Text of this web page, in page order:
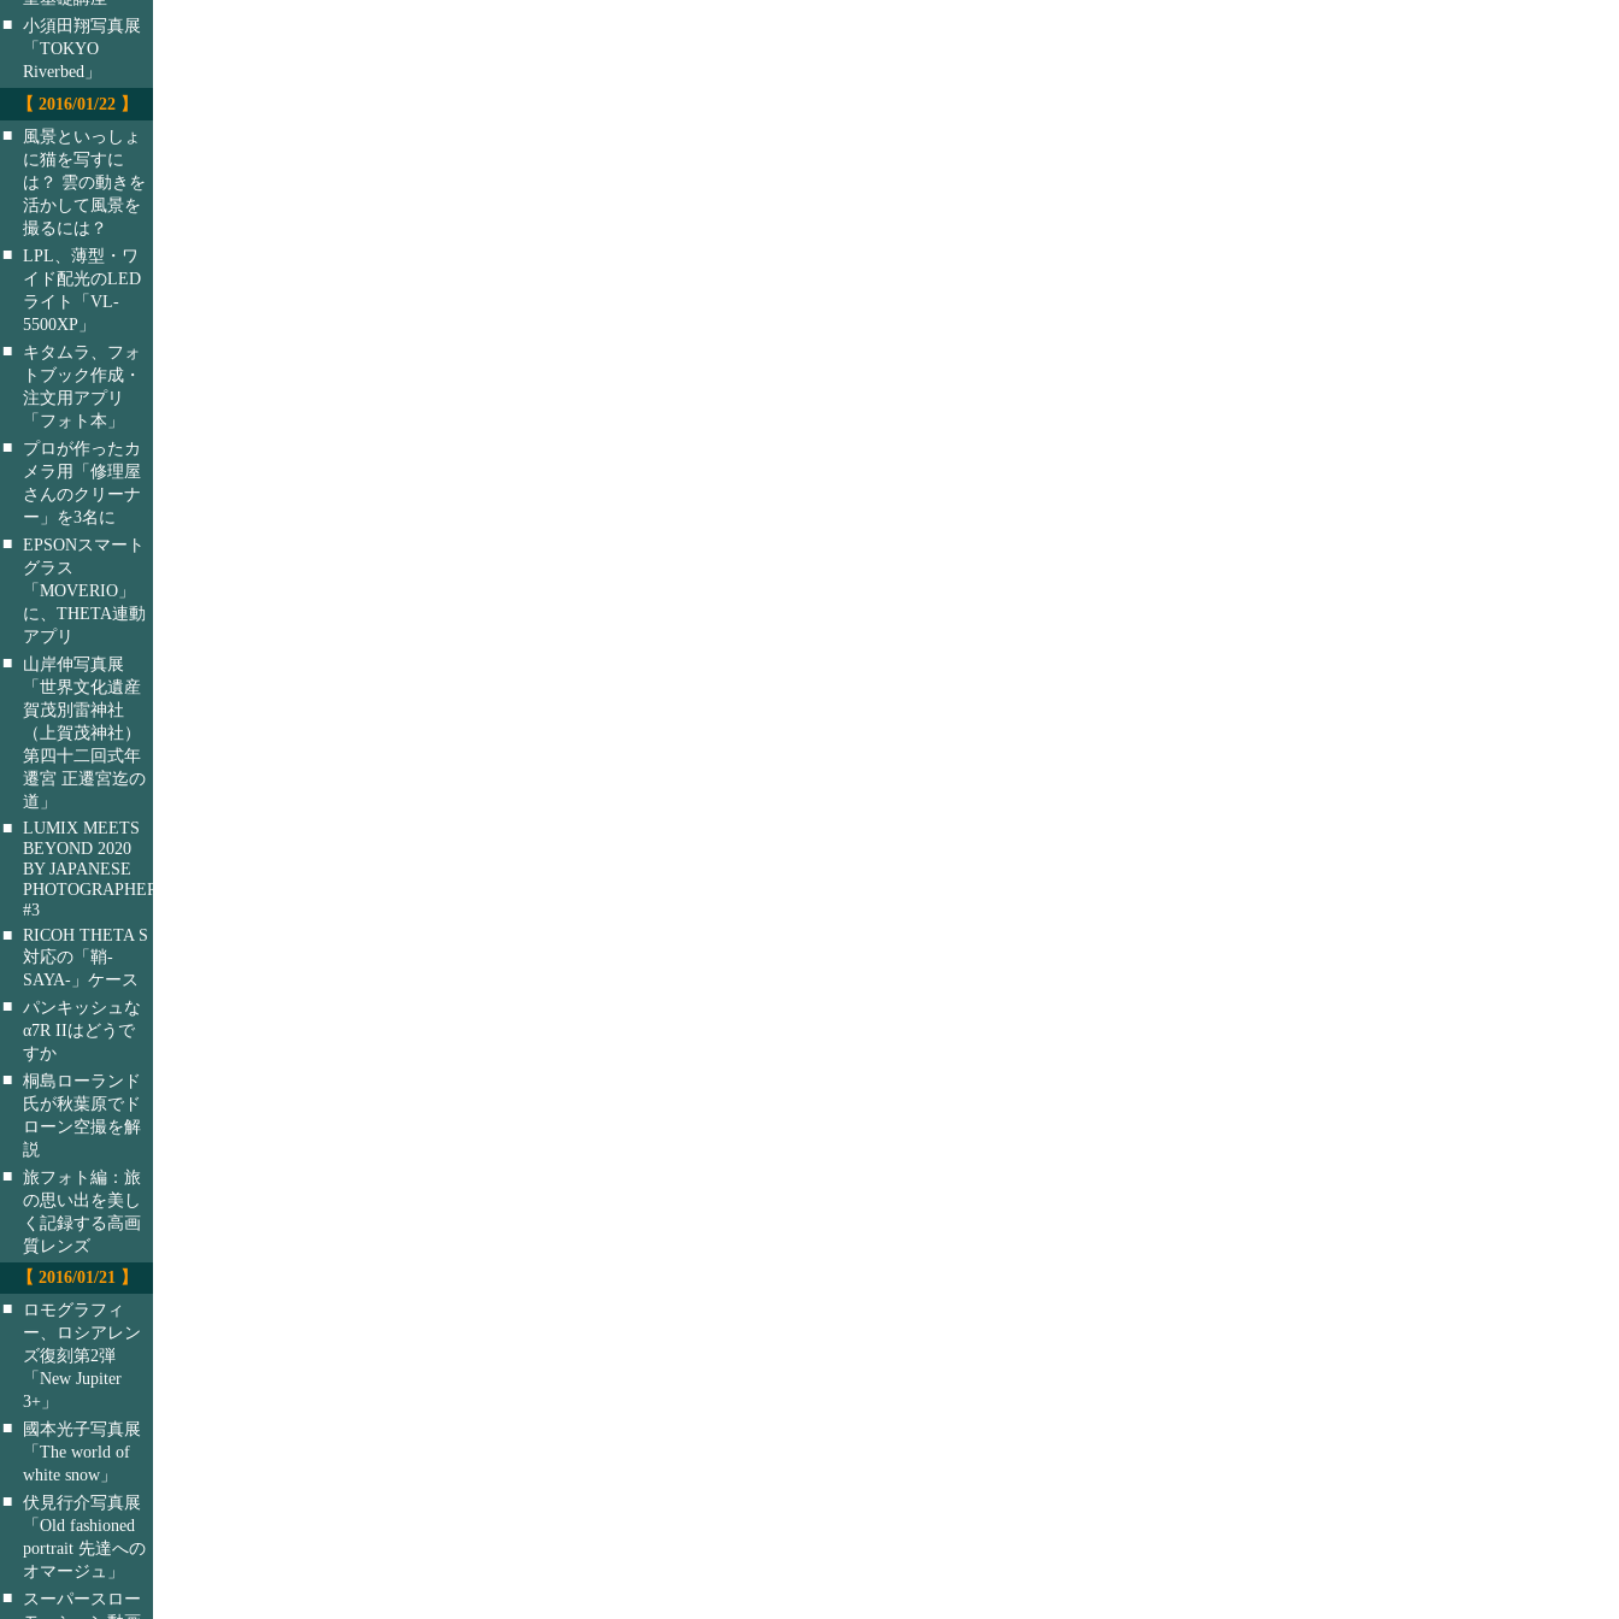
■ 小須田翔写真展
「TOKYO
Riverbed」
【 2016/01/22 】
■
風景といっしょ
に猫を写すに
は？ 雲の動きを
活かして風景を
撮るには？
■ LPL、薄型・ワ
イド配光のLED
ライト「VL-
5500XP」
■
キタムラ、フォ
トブック作成・
注文用アプリ
「フォト本」
■
プロが作ったカ
メラ用「修理屋
さんのクリーナ
ー」を3名に
■ EPSONスマート
グラス
「MOVERIO」
に、THETA連動
アプリ
■
山岸伸写真展
「世界文化遺産
賀茂別雷神社
（上賀茂神社）
第四十二回式年
遷宮 正遷宮迄の
道」
■ LUMIX MEETS
BEYOND 2020
BY JAPANESE
PHOTOGRAPHERS
#3
■ RICOH THETA S
対応の「鞘-
SAYA-」ケース
■ パンキッシュな
α7R IIはどうで
すか
■ 桐島ローランド
氏が秋葉原でド
ローン空撮を解
説
■ 旅フォト編：旅
の思い出を美し
く記録する高画
質レンズ
【 2016/01/21 】
■
ロモグラフィ
ー、ロシアレン
ズ復刻第2弾
「New Jupiter
3+」
■
國本光子写真展
「The world of
white snow」
■ 伏見行介写真展
「Old fashioned
portrait 先達への
オマージュ」
■
スーパースロー